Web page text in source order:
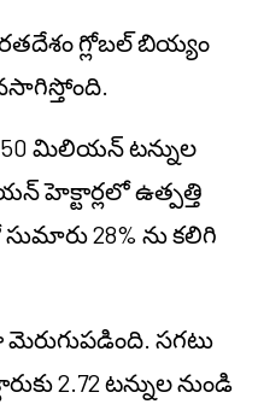
గ్లోబల్ బియ్యం
మిలియన్ టన్నుల
హెక్టార్లలో ఉత్పత్తి
28% ను కలిగి
సగటు
2.72 టన్నుల నుండి